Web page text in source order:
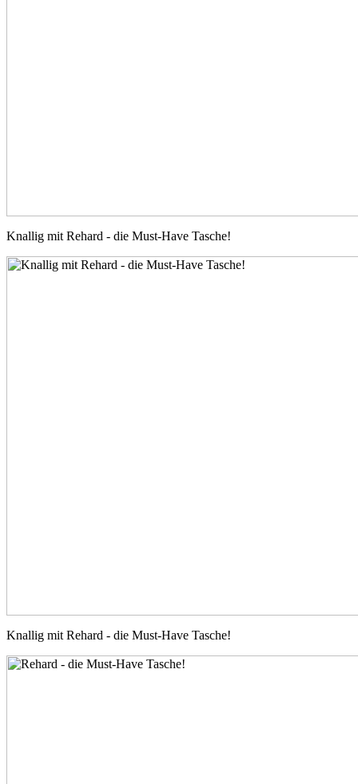
Knallig mit Rehard - die Must-Have Tasche!
Knallig mit Rehard - die Must-Have Tasche!